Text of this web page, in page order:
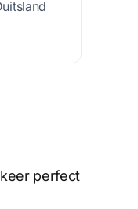
perfect